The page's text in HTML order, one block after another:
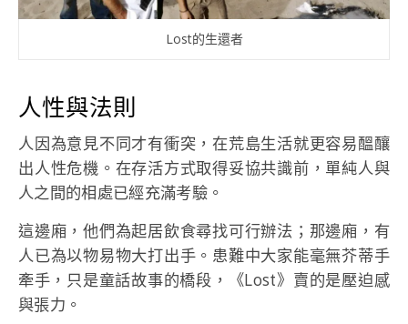
Lost的生還者
人性與法則
人因為意見不同才有衝突，在荒島生活就更容易醞釀
出人性危機。在存活方式取得妥協共識前，單純人與
人之間的相處已經充滿考驗。
這邊廂，他們為起居飲食尋找可行辦法；那邊廂，有
人已為以物易物大打出手。患難中大家能毫無芥蒂手
牽手，只是童話故事的橋段，《Lost》賣的是壓迫感
與張力。